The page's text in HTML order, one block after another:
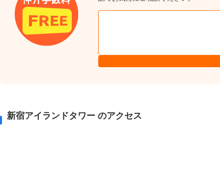
新宿アイランドタワー のアクセス